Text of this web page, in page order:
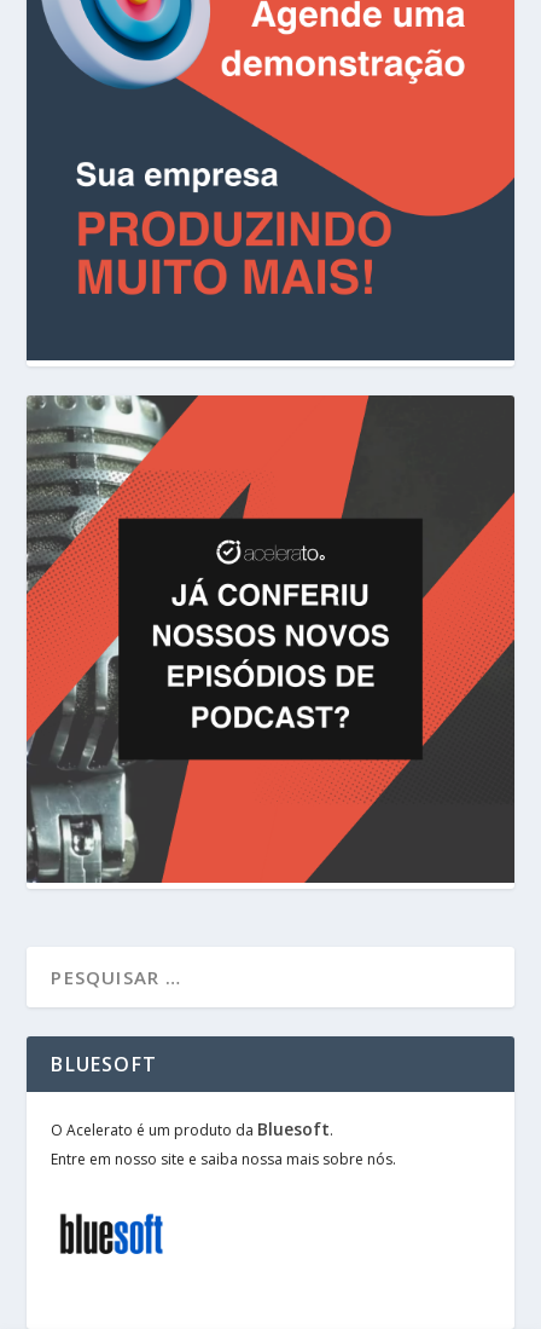
BLUESOFT
O Acelerato é um produto da Bluesoft.
Entre em nosso site e saiba nossa mais sobre nós.